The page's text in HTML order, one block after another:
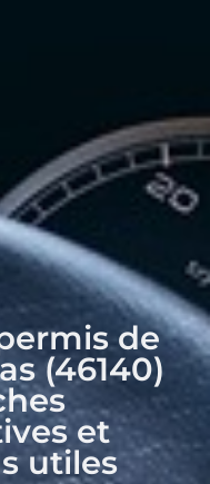
de
(46140)
et
utiles